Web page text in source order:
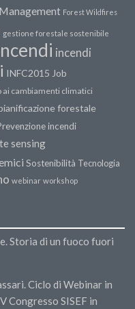
Forest Wildfires
gestione forestale sostenibile
incendi
INFC2015 Job
cambiamenti climatici
forestale
incendi
sensing
Sostenibilità Tecnologia
webinar workshop
Storia di un fuoco fuori
Ciclo di Webinar in
Congresso SISEF in